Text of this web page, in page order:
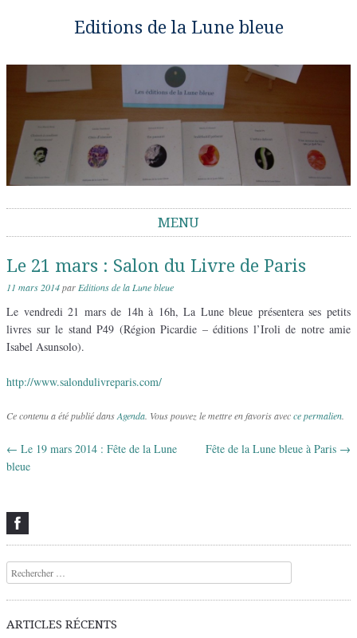
Editions de la Lune bleue
MENU
Le 21 mars : Salon du Livre de Paris
11 mars 2014parEditions de la Lune bleue
Le vendredi 21 mars de 14h à 16h, La Lune bleue présentera ses petits
livres sur le stand P49 (Région Picardie – éditions l’Iroli de notre amie
Isabel Asunsolo).
http://www.salondulivreparis.com/
Ce contenu a été publié dansAgenda. Vous pouvez le mettre en favoris avecce permalien.
Navigation des articles
← Le 19 mars 2014 : Fête de la Lune
bleue
Fête de la Lune bleue à Paris →
Recherche
ARTICLES RÉCENTS